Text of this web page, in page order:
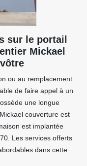
sur le portail
Mickael
ou au remplacement
de faire appel à un
une longue
couverture est
est implantée
Les services offerts
dans cette